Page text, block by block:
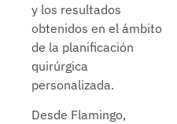
y los resultados
obtenidos en el ámbito
de la planificación
quirúrgica
personalizada.
Desde Flamingo,